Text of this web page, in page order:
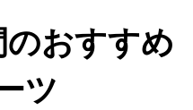
おすすめ
ツ